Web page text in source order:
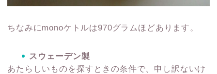
ちなみにmonoケトルは970グラムほどあります。
スウェーデン製
あたらしいものを探すときの条件で、申し訳ないけ